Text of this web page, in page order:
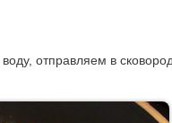
отправляем в